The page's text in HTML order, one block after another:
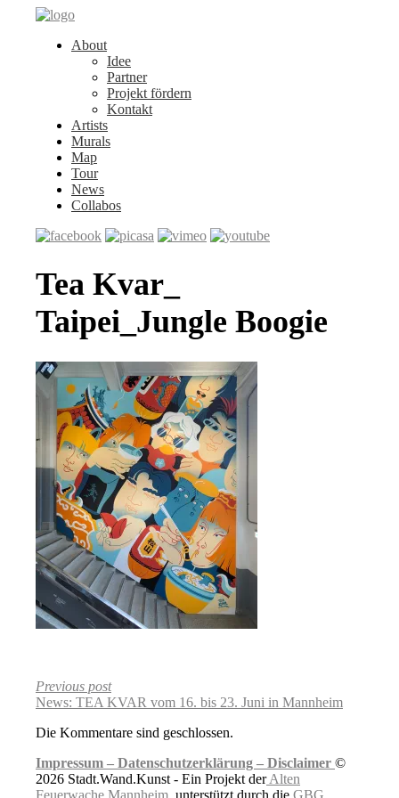
About
Idee
Partner
Projekt fördern
Kontakt
Artists
Murals
Map
Tour
News
Collabos
Tea Kvar_
Taipei_Jungle Boogie
Previous post
News: TEA KVAR vom 16. bis 23. Juni in Mannheim
Die Kommentare sind geschlossen.
Impressum – Datenschutzerklärung – Disclaimer ©
2026 Stadt.Wand.Kunst - Ein Projekt derAlten